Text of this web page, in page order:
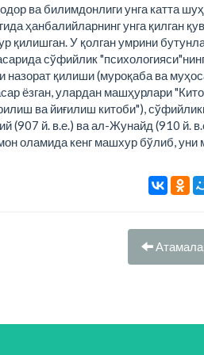
ва билимдонлиги унга катта
ҳанбалийларнинг унга қилган
қилишган. У қолган умрини
сўфийлик
назорат қилиши (муроқаба ва
ёзган, улардан машҳурлари
ва йиғилиш китоби"),
й. в.е.) ва ал-Жунайд (910 й.
оламида кенг машхур бўлиб,